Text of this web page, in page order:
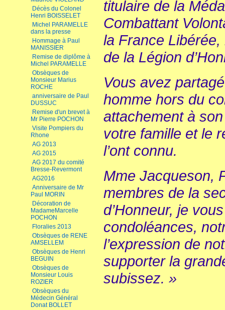
Décès du Colonel
Henri BOISSELET
Michel PARAMELLE
dans la presse
Hommage à Paul
MANISSIER
Remise de diplôme à
Michel PARAMELLE
Obsèques de
Monsieur Marius
ROCHE
anniversaire de Paul
DUSSUC
Remise d'un brevet à
Mr Pierre POCHON
Visite Pompiers du
Rhone
AG 2013
AG 2015
AG 2017 du comité
Bresse-Revermont
AG2016
Anniversaire de Mr
Paul MORIN
Décoration de
MadameMarcelle
POCHON
Floralies 2013
Obsèques de RENE
AMSELLEM
Obsèques de Henri
BEGUIN
Obsèques de
Monsieur Louis
ROZIER
Obsèques du
Médecin Général
Donat BOLLET
titulaire de la
Combattant
la France
de la Légion
Vous avez
homme hors du
attachement à
votre famille et le
l’ont connu.
Mme Jacqueson,
membres de la
d’Honneur, je
condoléances,
l’expression de
supporter la
subissez. »